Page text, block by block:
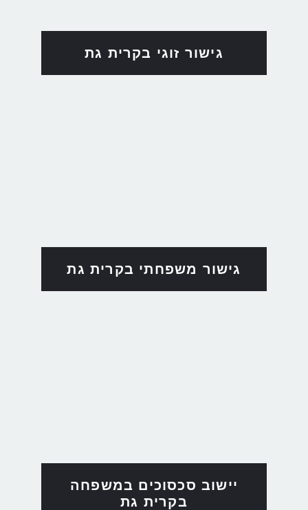
גישור זוגי בקרית גת
גישור משפחתי בקרית גת
יישוב סכסוכים במשפחה
בקרית גת